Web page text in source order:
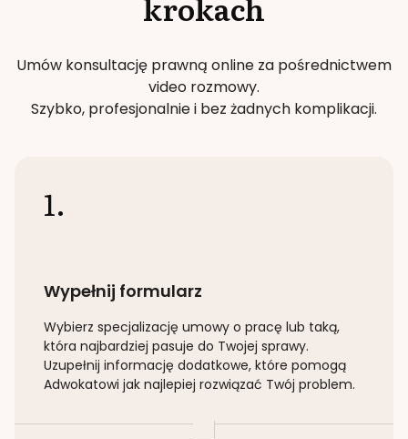
Umów konsultację prawną online za pośrednictwem
video rozmowy.
Szybko, profesjonalnie i bez żadnych komplikacji.
1.
Wypełnij formularz
Wybierz specjalizację umowy o pracę lub taką,
która najbardziej pasuje do Twojej sprawy.
Uzupełnij informację dodatkowe, które pomogą
Adwokatowi jak najlepiej rozwiązać Twój problem.